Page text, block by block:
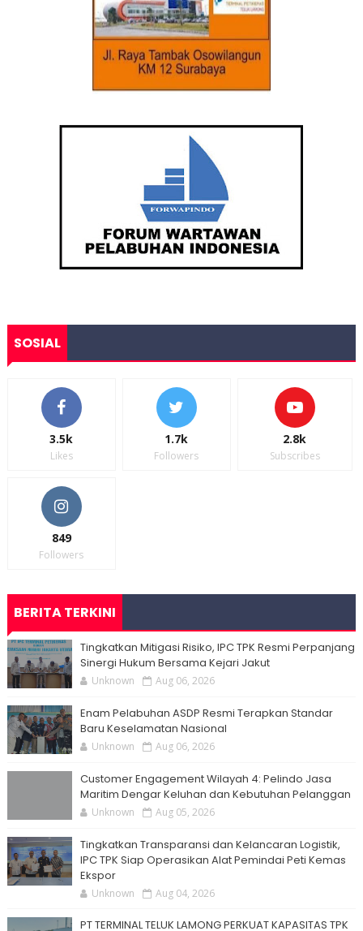
SOSIAL
3.5k
Likes
1.7k
Followers
2.8k
Subscribes
849
Followers
BERITA TERKINI
Tingkatkan Mitigasi Risiko, IPC TPK Resmi Perpanjang
Sinergi Hukum Bersama Kejari Jakut
Unknown Aug 06, 2026
Enam Pelabuhan ASDP Resmi Terapkan Standar
Baru Keselamatan Nasional
Unknown Aug 06, 2026
Customer Engagement Wilayah 4: Pelindo Jasa
Maritim Dengar Keluhan dan Kebutuhan Pelanggan
Unknown Aug 05, 2026
Tingkatkan Transparansi dan Kelancaran Logistik,
IPC TPK Siap Operasikan Alat Pemindai Peti Kemas
Ekspor
Unknown Aug 04, 2026
PT TERMINAL TELUK LAMONG PERKUAT KAPASITAS TPK